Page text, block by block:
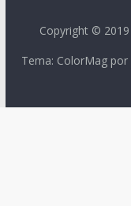
Copyright © 2019
Tema: ColorMag por